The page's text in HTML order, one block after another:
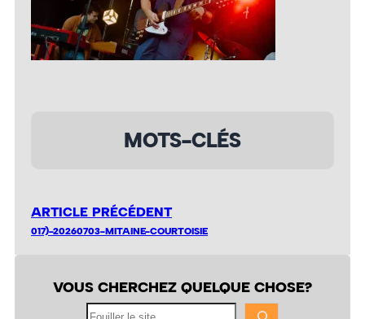
MOTS-CLÉS
ARTICLE PRÉCÉDENT
017)-20260703-MITAINE-COURTOISIE
VOUS CHERCHEZ QUELQUE CHOSE?